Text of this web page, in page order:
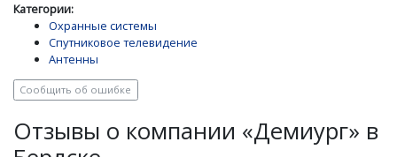
Категории:
Охранные системы
Спутниковое телевидение
Антенны
Сообщить об ошибке
Отзывы о компании «Демиург» в